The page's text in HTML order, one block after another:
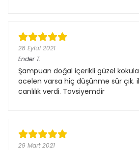
28 Eylül 2021
Ender T.
Şampuan doğal içerikli güzel
acelen varsa hiç düşünme sür çık.
canlılık verdi. Tavsiyemdir
29 Mart 2021